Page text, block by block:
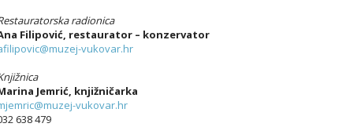
radionica
Filipović, restaurator – konzervator
vukovar.hr
Jemrić, knjižničarka
vukovar.hr
638 479